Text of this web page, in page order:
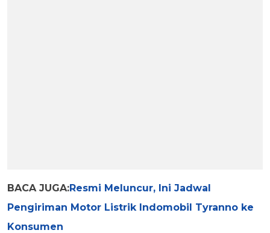
BACA JUGA:Resmi Meluncur, Ini Jadwal
Pengiriman Motor Listrik Indomobil Tyranno ke
Konsumen